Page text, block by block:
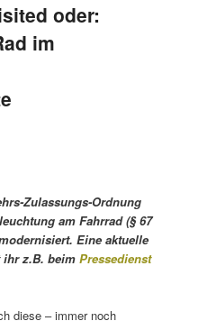
oder:
im
Zulassungs-Ordnung
am Fahrrad (§ 67
Eine aktuelle
ihr z.B. beimPressedienst
diese – immer noch